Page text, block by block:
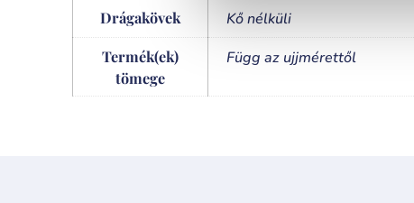
Drágakövek
Kő nélküli
Termék(ek)
tömege
Függ az ujjmérettől